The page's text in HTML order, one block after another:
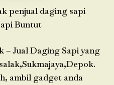
penjual daging sapi
Buntut
– Jual Daging Sapi yang
ambil gadget anda